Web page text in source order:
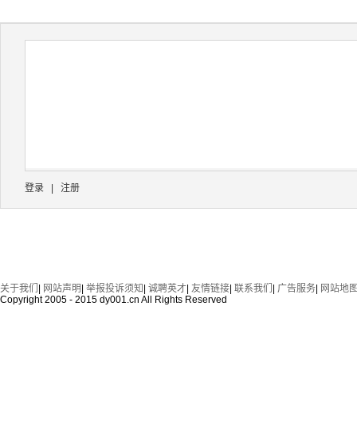
登录 注册
关于我们 网站声明 举报投诉须知 诚聘英才 友情链接 联系我们 广告服务 网站地
Copyright 2005 - 2015 dy001.cn All Rights Reserved